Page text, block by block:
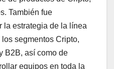
También fue
la estrategia de la línea
segmentos Cripto,
B2B, así como de
equipos en toda la